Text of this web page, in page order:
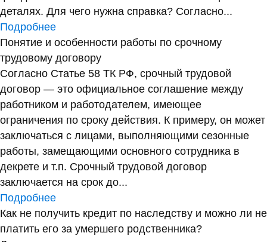
деталях. Для чего нужна справка? Согласно...
Подробнее
Понятие и особенности работы по срочному
трудовому договору
Согласно Статье 58 ТК РФ, срочный трудовой
договор — это официальное соглашение между
работником и работодателем, имеющее
ограничения по сроку действия. К примеру, он может
заключаться с лицами, выполняющими сезонные
работы, замещающими основного сотрудника в
декрете и т.п. Срочный трудовой договор
заключается на срок до...
Подробнее
Как не получить кредит по наследству и можно ли не
платить его за умершего родственника?